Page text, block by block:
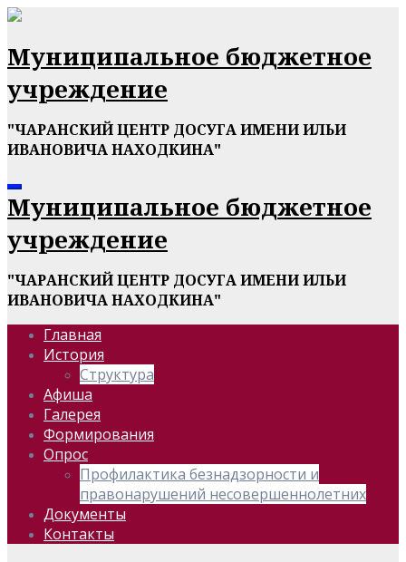
Перейти
содержимому
Муниципальное бюджетное
учреждение
"ЧАРАНСКИЙ ЦЕНТР ДОСУГА ИМЕНИ ИЛЬИ
ИВАНОВИЧА НАХОДКИНА"
Муниципальное бюджетное
учреждение
"ЧАРАНСКИЙ ЦЕНТР ДОСУГА ИМЕНИ ИЛЬИ
ИВАНОВИЧА НАХОДКИНА"
Главная
История
Структура
Афиша
Галерея
Формирования
Опрос
Профилактика безнадзорности и
правонарушений несовершеннолетних
Документы
Контакты